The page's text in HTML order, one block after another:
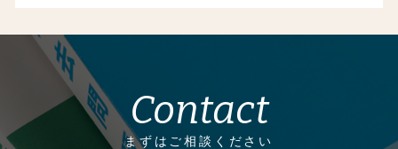
Contact
まずはご相談ください